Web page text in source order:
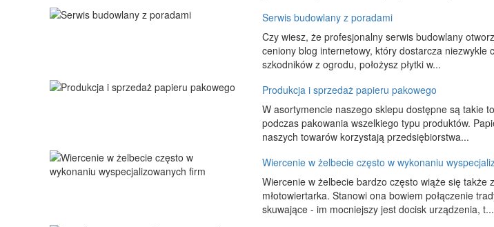
Serwis budowlany z poradami
Czy wiesz, że profesjonalny serwis budowlany
ceniony blog internetowy, który dostarcza
szkodników z ogrodu, położysz płytki w...
Produkcja i sprzedaż papieru pakowego
W asortymencie naszego sklepu dostępne są takie
podczas pakowania wszelkiego typu produktów.
naszych towarów korzystają przedsiębiorstwa...
Wiercenie w żelbecie często w wykonaniu
Wiercenie w żelbecie bardzo często wiąże się
młotowiertarka. Stanowi ona bowiem połączenie
skuwające - im mocniejszy jest docisk urządzenia, t...